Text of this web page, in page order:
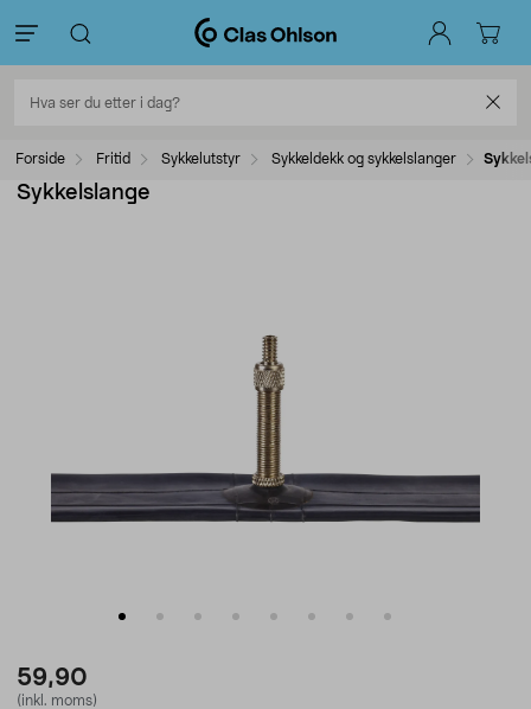
Forside Fritid Sykkelutstyr Sykkeldekk og sykkelslanger
Sykkelslange
59,90
(inkl. moms)